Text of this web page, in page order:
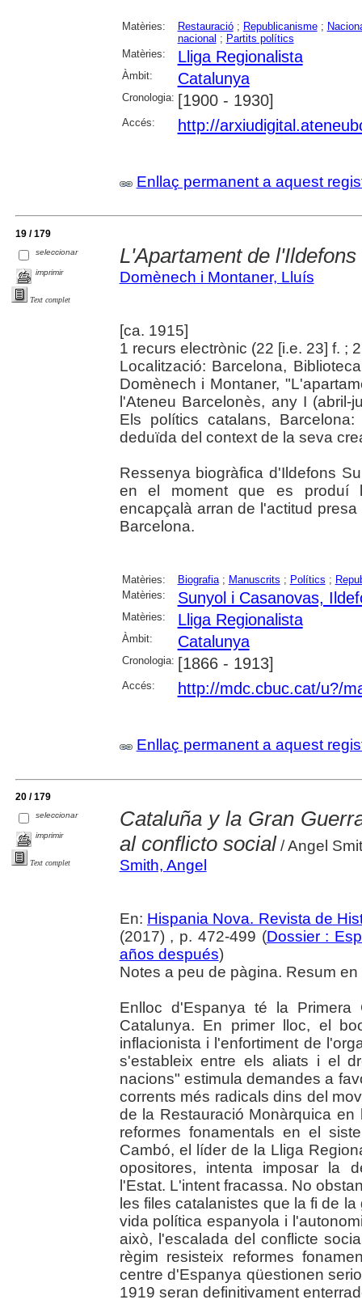
Matèries: Restauració; Republicanisme;
nacional ; Partits polítics
Matèries:
Lliga Regionalista
Àmbit: Catalunya
Cronologia: [1900 - 1930]
Accés: http://
Enllaç permanent a aquest
19 / 179
seleccionar
imprimir
Text complet
L'Apartament de
Domènech i Montaner, Lluís
[ca. 1915]
1 recurs electrònic (22 [i.e. 23] f. ;
Localització: Barcelona,
Domènech i Montaner,
l'Ateneu Barcelonès, any I
Els polítics catalans,
deduïda del context de la seva
Ressenya biogràfica d'Ildefons
en el moment que es produí
encapçalà arran de l'actitud
Barcelona.
Matèries: Biografia; Manuscrits ; Polítics ;
Matèries:
Sunyol i Casanovas,
Matèries: Lliga Regionalista
Àmbit: Catalunya
Cronologia: [1866 - 1913]
Accés: http://mdc.cbuc.cat/u?/
Enllaç permanent a aquest
20 / 179
seleccionar
imprimir
Text complet
Cataluña y la Gran
al conflicto social/ Angel
Smith, Angel
En: Hispania Nova. Revista de
(2017) , p. 472-499 (Dossier :
años después)
Notes a peu de pàgina. Resum
Enlloc d'Espanya té la
Catalunya. En primer lloc, el
inflacionista i l'enfortiment de
s'estableix entre els aliats i el
nacions" estimula demandes a
corrents més radicals dins del
de la Restauració Monàrquica
reformes fonamentals en el
Cambó, el líder de la Lliga
opositores, intenta imposar la
l'Estat. L'intent fracassa. No
les files catalanistes que la fi de
vida política espanyola i
això, l'escalada del conflicte
règim resisteix reformes
centre d'Espanya qüestionen
1919 seran definitivament